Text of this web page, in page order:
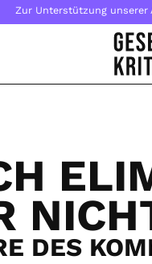
Zur Unterstützung
DES